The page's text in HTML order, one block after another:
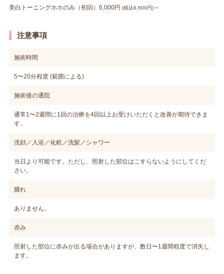
美白トーニングホホのみ（初回）6,000円 (税込6,600円)～
注意事項
施術時間
5〜20分程度 (範囲による)
施術後の通院
通常1〜2週間に1回の治療を4回以上お受けいただくと改善が期待できま
す。
洗顔／入浴／化粧／洗髪／シャワー
当日より可能です。ただし、照射した部位はこすらないようにしてくだ
さい。
腫れ
ありません。
赤み
照射した部位に赤みが出る場合がありますが、数日〜1週間程度で消失し
ます。